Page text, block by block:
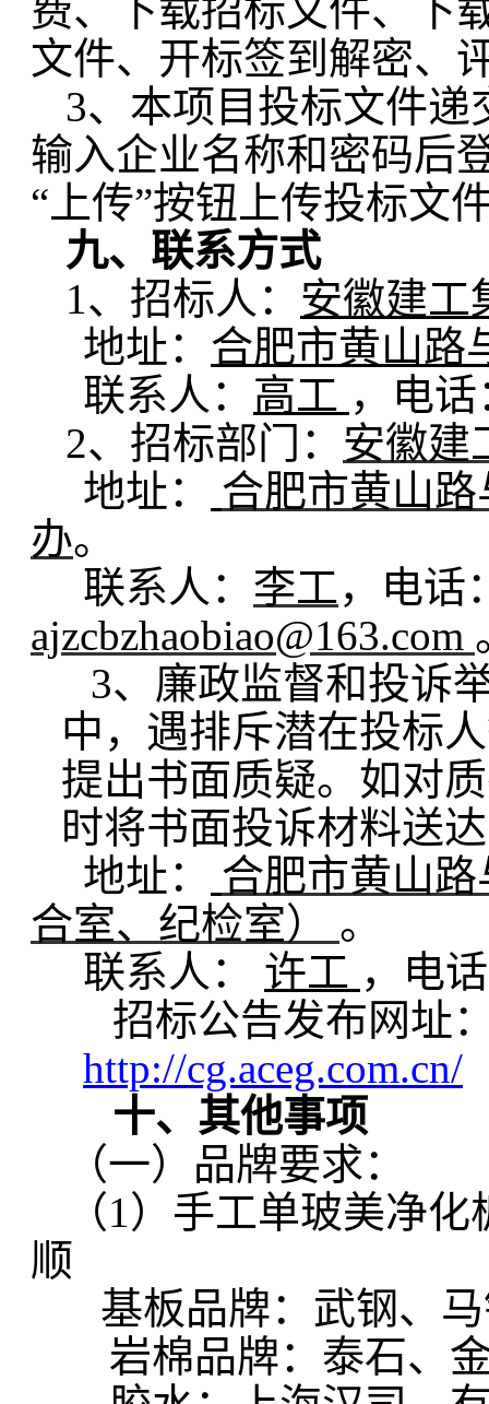
费、下载招标文件、下
文件、开标签到解密、
3、本项目投标文件
输入企业名称和密码后
“上传”按钮上传投标文
九、 联系方式
1 、招标人： 安徽建工
地址： 合肥市黄山路
联系人： 高工 ，电话
2、招标部门： 安徽建
地址：
合肥市黄山
办。
联系人： 李工 ，电话
ajzcbzhaobiao@163.com
3、廉政监督和投诉
中，遇排斥潜在投标
提出书面质疑。如对
时将书面投诉材料送
地址：
合肥市黄山
合室、纪检室） 。
联系人： 许工 ，电
招标公告发布网址
http://cg.aceg.com.cn/
十、其他事项
（一）品牌要求：
（1）手工单玻美净
顺
基板品牌：武钢、
岩棉品牌：泰石、